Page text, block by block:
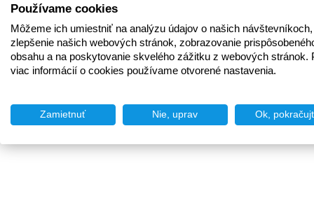
Používame cookies
Môžeme ich umiestniť na analýzu údajov o našich
zlepšenie našich webových stránok, zobrazovanie
obsahu a na poskytovanie skvelého zážitku z webových stránok.
viac informácií o cookies používame otvorené nastavenia.
Zamietnuť Nie, uprav Ok,